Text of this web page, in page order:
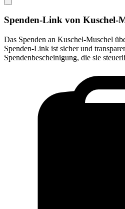
Spenden-Link von Kuschel-
Das Spenden an Kuschel-Muschel
Spenden-Link ist sicher und
Spendenbescheinigung, die sie